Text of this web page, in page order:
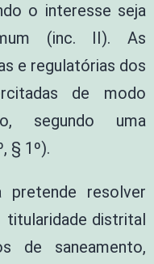
o interesse seja
(inc. II). As
e regulatórias dos
de modo
segundo uma
§ 1º).
pretende resolver
titularidade distrital
de saneamento,